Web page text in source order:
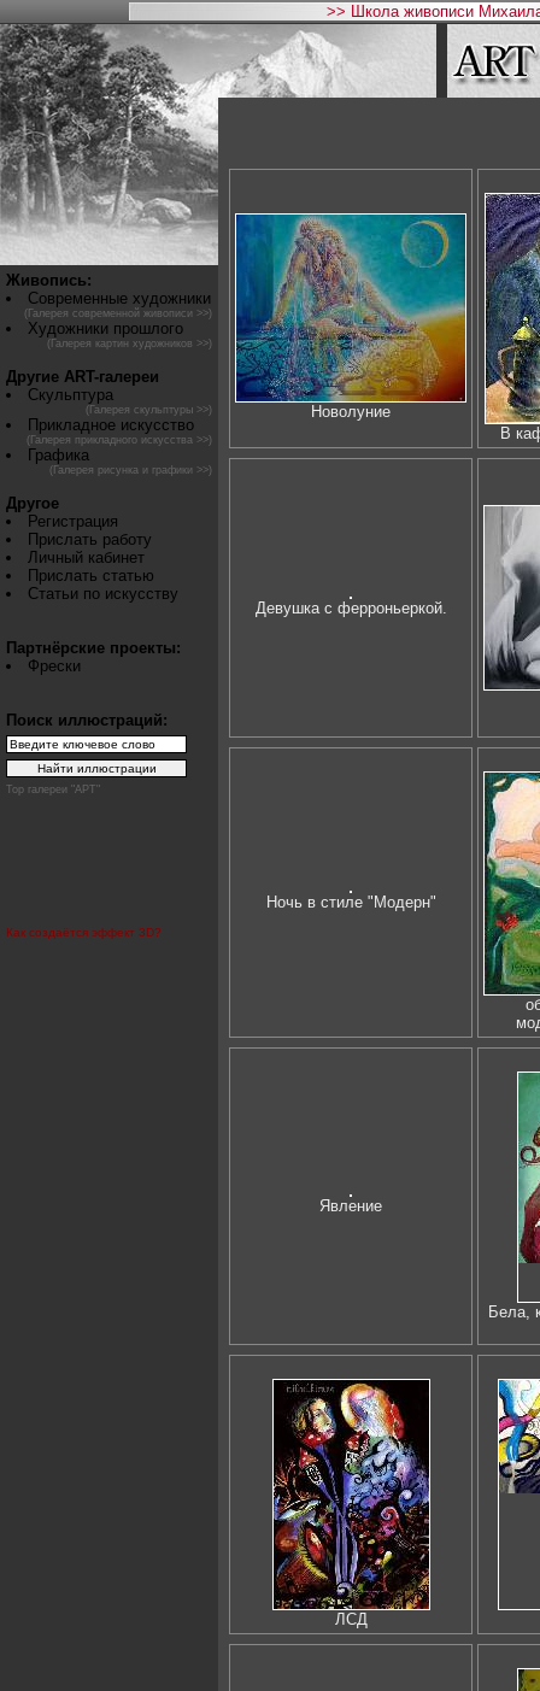
>> Школа живописи
Живопись:
Современные художники
(Галерея современной живописи >>)
Художники прошлого
(Галерея картин художников >>)
Другие ART-галереи
Скульптура
(Галерея скульптуры >>)
Прикладное искусство
(Галерея прикладного искусства >>)
Графика
(Галерея рисунка и графики >>)
Другое
Регистрация
Прислать работу
Личный кабинет
Прислать статью
Статьи по искусству
Партнёрские проекты:
Фрески
Поиск иллюстраций:
Top галереи "АРТ"
Как создаётся эффект 3D?
Новолуние
В
Девушка с ферроньеркой.
Ночь в стиле "Модерн"
Явление
Бела,
ЛСД